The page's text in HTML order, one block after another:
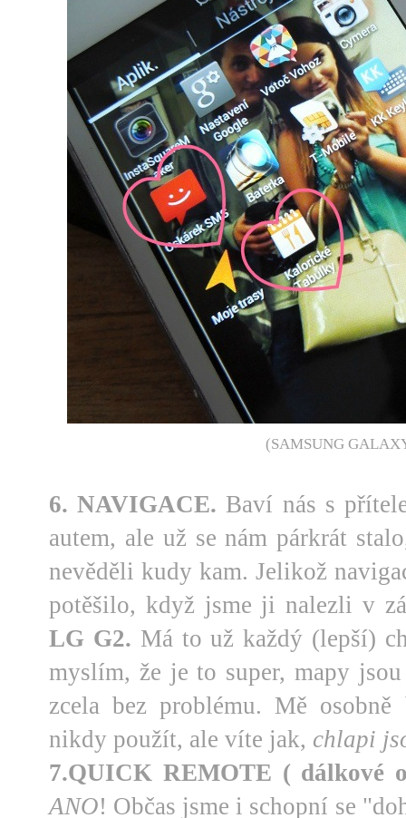
(SAMSUNG
6. NAVIGACE. Baví nás s
autem, ale už se nám párkrát
nevěděli kudy kam. Jelikož
potěšilo, když jsme ji nalezli v
LG G2. Má to už každý (lepší)
myslím, že je to super, mapy
zcela bez problému. Mě
nikdy použít, ale víte jak, chlapi
7.QUICK REMOTE ( dálkové
ANO! Občas jsme i schopní se